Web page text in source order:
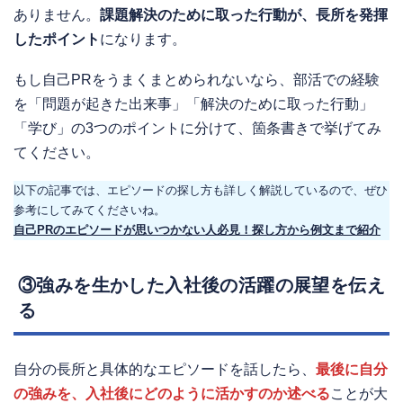
ありません。 課題解決のために取った行動が、長所を発揮
したポイント になります。
もし自己PRをうまくまとめられないなら、部活での経験
を「問題が起きた出来事」「解決のために取った行動」
「学び」の3つのポイントに分けて、箇条書きで挙げてみ
てください。
以下の記事では、エピソードの探し方も詳しく解説しているので、ぜひ
参考にしてみてくださいね。
自己PRのエピソードが思いつかない人必見！探し方から例文まで紹介
③強みを生かした入社後の活躍の展望を伝え
る
自分の長所と具体的なエピソードを話したら、 最後に自分
の強みを、入社後にどのように活かすのか述べることが大